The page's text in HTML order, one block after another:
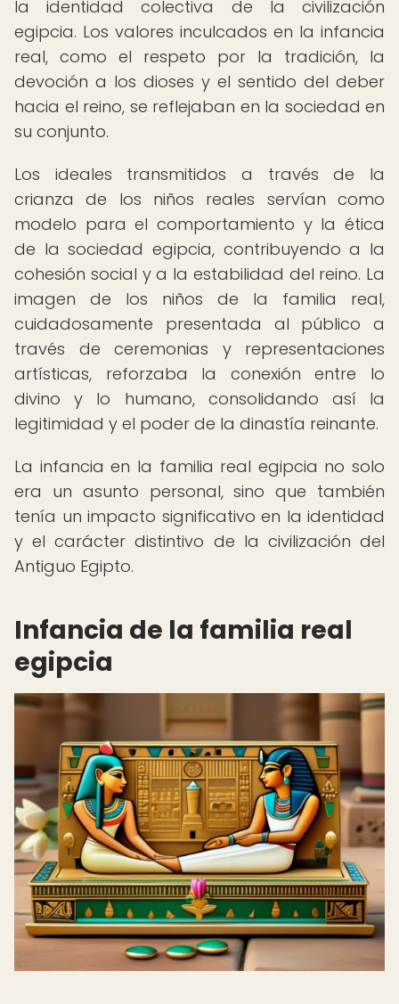
la identidad colectiva de la civilización
egipcia. Los valores inculcados en la infancia
real, como el respeto por la tradición, la
devoción a los dioses y el sentido del deber
hacia el reino, se reflejaban en la sociedad en
su conjunto.
Los ideales transmitidos a través de la
crianza de los niños reales servían como
modelo para el comportamiento y la ética
de la sociedad egipcia, contribuyendo a la
cohesión social y a la estabilidad del reino. La
imagen de los niños de la familia real,
cuidadosamente presentada al público a
través de ceremonias y representaciones
artísticas, reforzaba la conexión entre lo
divino y lo humano, consolidando así la
legitimidad y el poder de la dinastía reinante.
La infancia en la familia real egipcia no solo
era un asunto personal, sino que también
tenía un impacto significativo en la identidad
y el carácter distintivo de la civilización del
Antiguo Egipto.
Infancia de la familia real
egipcia